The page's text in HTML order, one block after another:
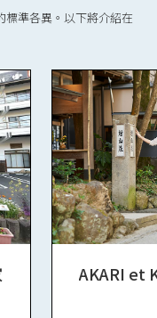
準各異。以下將介紹在
AKARI et